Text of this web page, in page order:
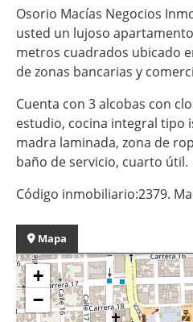
Osorio Macías Negocios
usted un lujoso
metros cuadrados ubicado
de zonas bancarias y
Cuenta con 3 alcobas con
estudio, cocina integral tipo
madra laminada, zona de
baño de servicio, cuarto útil.
Código inmobiliario:2379.
Mapa
+
−